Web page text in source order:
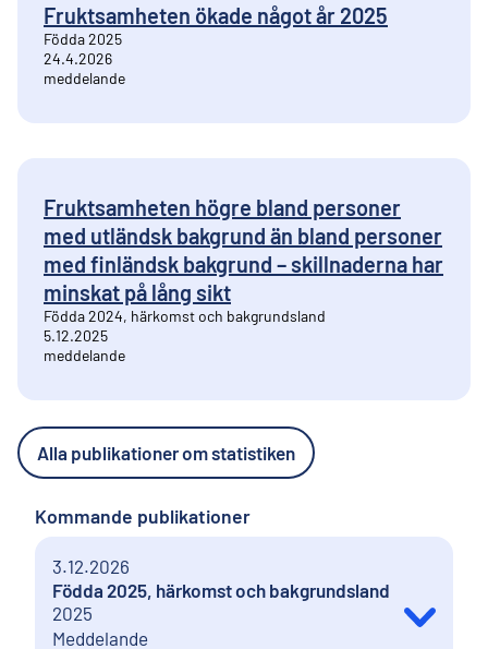
Fruktsamheten ökade något år 2025
Födda 2025
24.4.2026
meddelande
Fruktsamheten högre bland personer
med utländsk bakgrund än bland personer
med finländsk bakgrund – skillnaderna har
minskat på lång sikt
Födda 2024, härkomst och bakgrundsland
5.12.2025
meddelande
Alla publikationer om statistiken
Kommande publikationer
3.12.2026
Födda 2025, härkomst och bakgrundsland
2025
Meddelande